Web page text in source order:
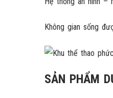
Không gian sống
SẢN PHẨM